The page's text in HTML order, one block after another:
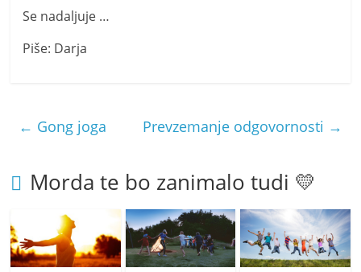
Se nadaljuje …
Piše: Darja
← Gong joga Prevzemanje odgovornosti →
Morda te bo zanimalo tudi 💛